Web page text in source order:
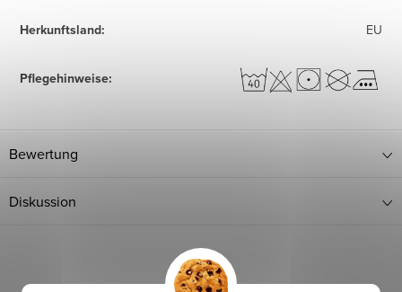
Herkunftsland: EU
Pflegehinweise:
Bewertung
Diskussion